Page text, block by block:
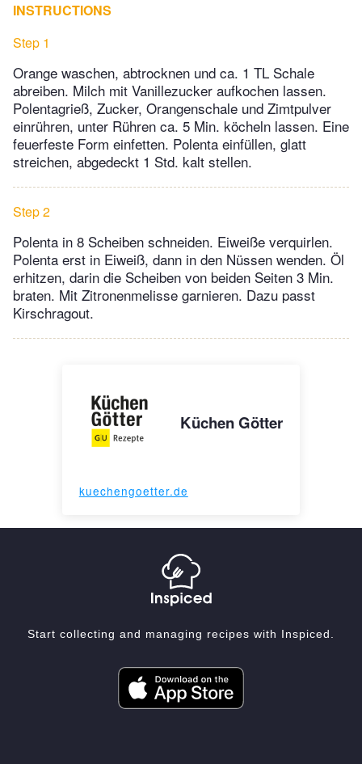
INSTRUCTIONS
Step 1
Orange waschen, abtrocknen und ca. 1 TL Schale
abreiben. Milch mit Vanillezucker aufkochen lassen.
Polentagrieß, Zucker, Orangenschale und Zimtpulver
einrühren, unter Rühren ca. 5 Min. köcheln lassen. Eine
feuerfeste Form einfetten. Polenta einfüllen, glatt
streichen, abgedeckt 1 Std. kalt stellen.
Step 2
Polenta in 8 Scheiben schneiden. Eiweiße verquirlen.
Polenta erst in Eiweiß, dann in den Nüssen wenden. Öl
erhitzen, darin die Scheiben von beiden Seiten 3 Min.
braten. Mit Zitronenmelisse garnieren. Dazu passt
Kirschragout.
Küchen Götter
kuechengoetter.de
Start collecting and managing recipes with Inspiced.